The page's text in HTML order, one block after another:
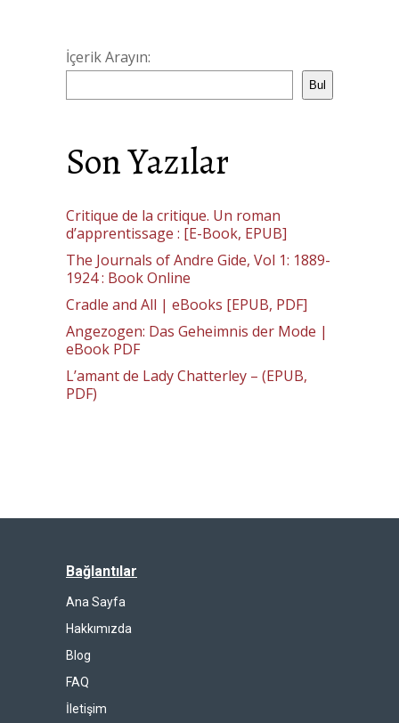
İçerik Arayın:
Bul
Son Yazılar
Critique de la critique. Un roman
d’apprentissage : [E-Book, EPUB]
The Journals of Andre Gide, Vol 1: 1889-
1924 : Book Online
Cradle and All | eBooks [EPUB, PDF]
Angezogen: Das Geheimnis der Mode |
eBook PDF
L’amant de Lady Chatterley – (EPUB,
PDF)
Bağlantılar
Ana Sayfa
Hakkımızda
Blog
FAQ
İletişim